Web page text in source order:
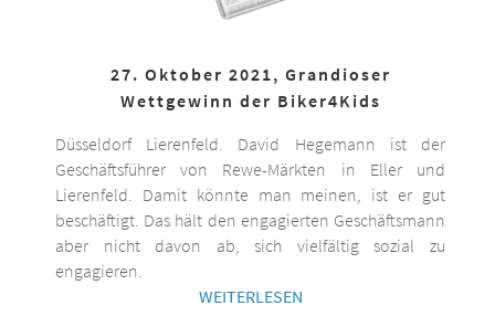
27. Oktober 2021, Grandioser
Wettgewinn der Biker4Kids
Düsseldorf Lierenfeld. David Hegemann ist der
Geschäftsführer von Rewe-Märkten in Eller und
Lierenfeld. Damit könnte man meinen, ist er gut
beschäftigt. Das hält den engagierten Geschäftsmann
aber nicht davon ab, sich vielfältig sozial zu
engagieren.
WEITERLESEN